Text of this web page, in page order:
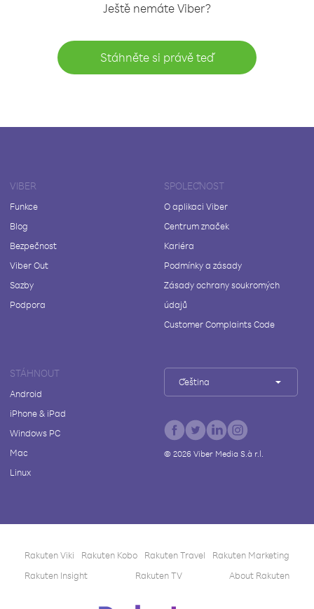
Ještě nemáte Viber?
Stáhněte si právě teď
VIBER
Funkce
Blog
Bezpečnost
Viber Out
Sazby
Podpora
SPOLEČNOST
O aplikaci Viber
Centrum značek
Kariéra
Podmínky a zásady
Zásady ochrany soukromých
údajů
Customer Complaints Code
STÁHNOUT
Android
iPhone & iPad
Windows PC
Mac
Linux
Čeština
© 2026Viber Media S.à r.l.
Rakuten Viki Rakuten Kobo Rakuten Travel
Rakuten Marketing
Rakuten Insight
Rakuten TV About Rakuten